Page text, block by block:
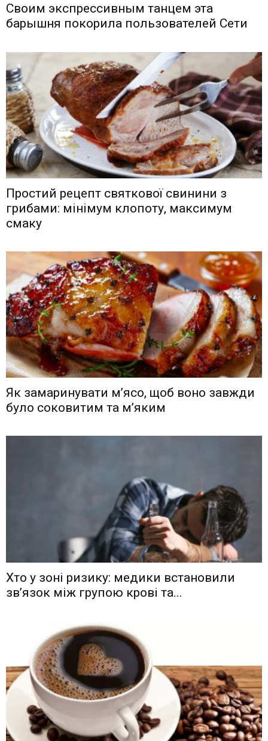
Своим экспрессивным танцем эта
барышня покорила пользователей Сети
Простий рецепт святкової свинини з
грибами: мінімум клопоту, максимум
смаку
Як замаринувати м’ясо, щоб воно завжди
було соковитим та м’яким
Хто у зоні ризику: медики встановили
зв’язок між групою крові та...